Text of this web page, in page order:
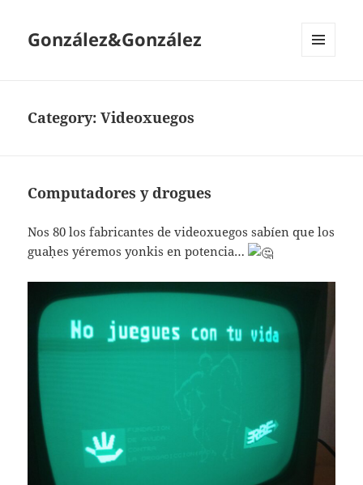
González&González
Category:Videoxuegos
Computadores y drogues
Nos 80 los fabricantes de videoxuegos sabíen que los
guaḥes yéremos yonkis en potencia…